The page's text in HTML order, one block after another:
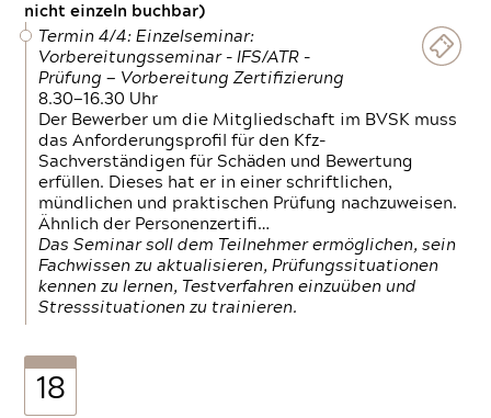
nicht einzeln buchbar)
Termin 4/4: Einzelseminar:
Vorbereitungsseminar - IFS/ATR -
Prüfung — Vorbereitung Zertifizierung
8.30—16.30 Uhr
Der Bewerber um die Mitgliedschaft im BVSK muss
das Anforderungsprofil für den Kfz-
Sachverständigen für Schäden und Bewertung
erfüllen. Dieses hat er in einer schriftlichen,
mündlichen und praktischen Prüfung nachzuweisen.
Ähnlich der Personenzertifi…
Das Seminar soll dem Teilnehmer ermöglichen, sein
Fachwissen zu aktualisieren, Prüfungssituationen
kennen zu lernen, Testverfahren einzuüben und
Stresssituationen zu trainieren.
18